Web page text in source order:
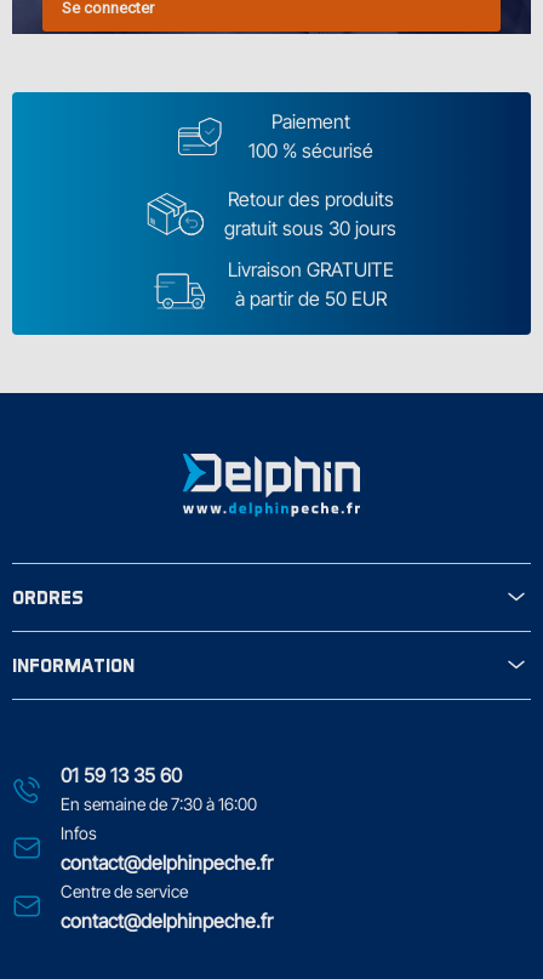
Se connecter
Paiement
100 % sécurisé
Retour des produits
gratuit sous 30 jours
Livraison GRATUITE
à partir de 50 EUR
01 59 13 35 60
En semaine de 7:30 à 16:00
Infos
contact@delphinpeche.fr
Centre de service
contact@delphinpeche.fr
ORDRES
INFORMATION